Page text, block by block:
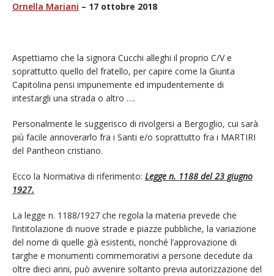
Ornella Mariani – 17 ottobre 2018
Aspettiamo che la signora Cucchi alleghi il proprio C/V e
soprattutto quello del fratello, per capire come la Giunta
Capitolina pensi impunemente ed impudentemente di
intestargli una strada o altro ….
Personalmente le suggerisco di rivolgersi a Bergoglio, cui sarà
più facile annoverarlo fra i Santi e/o soprattutto fra i MARTIRI
del Pantheon cristiano.
Ecco la Normativa di riferimento: Legge n. 1188 del 23 giugno
1927.
La legge n. 1188/1927 che regola la materia prevede che
l’intitolazione di nuove strade e piazze pubbliche, la variazione
del nome di quelle già esistenti, nonché l’approvazione di
targhe e monumenti commemorativi a persone decedute da
oltre dieci anni, può avvenire soltanto previa autorizzazione del